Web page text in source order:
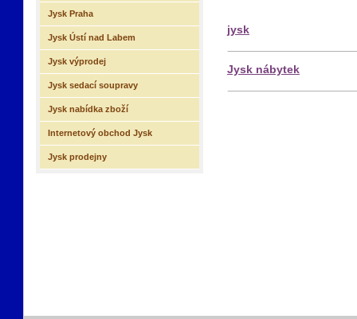
jysk
Jysk nábytek
Jysk Praha
Jysk Ústí nad Labem
Jysk výprodej
Jysk sedací soupravy
Jysk nabídka zboží
Internetový obchod Jysk
Jysk prodejny